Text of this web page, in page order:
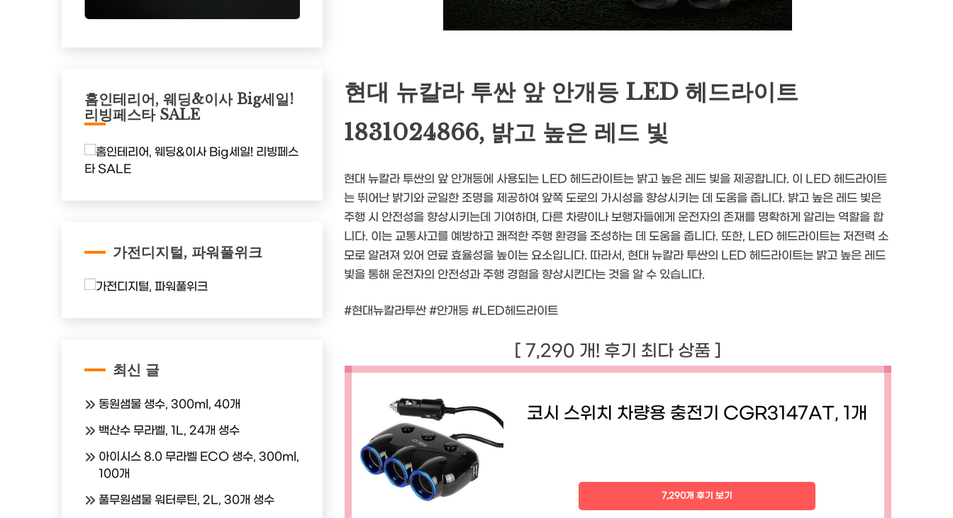
현대 뉴칼라 투싼 앞 안개등 LED 헤드라이트
1831024866, 밝고 높은 레드 빛
현대 뉴칼라 투싼의 앞 안개등에 사용되는 LED 헤드라이트는 밝고 높은 레드 빛을 제공합니다. 이 LED 헤드라이트
는 뛰어난 밝기와 균일한 조명을 제공하여 앞쪽 도로의 가시성을 향상시키는 데 도움을 줍니다. 밝고 높은 레드 빛은
주행 시 안전성을 향상시키는데 기여하며, 다른 차량이나 보행자들에게 운전자의 존재를 명확하게 알리는 역할을 합
니다. 이는 교통사고를 예방하고 쾌적한 주행 환경을 조성하는 데 도움을 줍니다. 또한, LED 헤드라이트는 저전력 소
모로 알려져 있어 연료 효율성을 높이는 요소입니다. 따라서, 현대 뉴칼라 투싼의 LED 헤드라이트는 밝고 높은 레드
빛을 통해 운전자의 안전성과 주행 경험을 향상시킨다는 것을 알 수 있습니다.
#현대뉴칼라투싼 #안개등 #LED헤드라이트
[ 7,290 개! 후기 최다 상품 ]
코시 스위치 차량용 충전기 CGR3147AT, 1개
7,290개 후기 보기
홈인테리어, 웨딩&이사 Big세일!
리빙페스타 SALE
가전디지털, 파워풀위크
최신 글
동원샘물 생수, 300ml, 40개
백산수 무라벨, 1L, 24개 생수
아이시스 8.0 무라벨 ECO 생수, 300ml,
100개
풀무원샘물 워터루틴, 2L, 30개 생수